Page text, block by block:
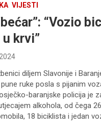
VIJESTI
“Vozio
krvi”
diljem Slavonije i
ruke posla s pijanim
baranjske policija je
alkohola, od čega
18 biciklista i jedan